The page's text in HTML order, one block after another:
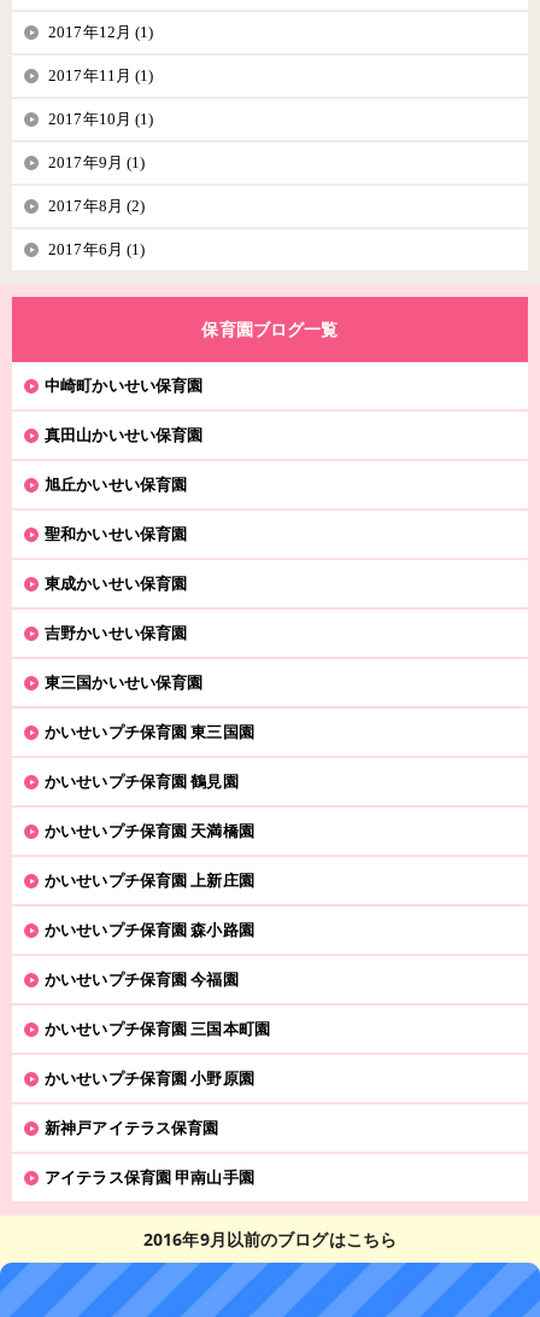
2017年12月 (1)
2017年11月 (1)
2017年10月 (1)
2017年9月 (1)
2017年8月 (2)
2017年6月 (1)
保育園ブログ一覧
中崎町かいせい保育園
真田山かいせい保育園
旭丘かいせい保育園
聖和かいせい保育園
東成かいせい保育園
吉野かいせい保育園
東三国かいせい保育園
かいせいプチ保育園 東三国園
かいせいプチ保育園 鶴見園
かいせいプチ保育園 天満橋園
かいせいプチ保育園 上新庄園
かいせいプチ保育園 森小路園
かいせいプチ保育園 今福園
かいせいプチ保育園 三国本町園
かいせいプチ保育園 小野原園
新神戸アイテラス保育園
アイテラス保育園 甲南山手園
2016年9月以前のブログはこちら